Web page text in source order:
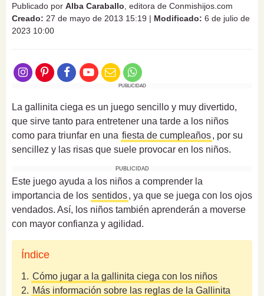
Publicado por Alba Caraballo , editora de Conmishijos.com
Creado: 27 de mayo de 2013 15:19 | Modificado: 6 de julio de
2023 10:00
PUBLICIDAD
La gallinita ciega es un juego sencillo y muy divertido,
que sirve tanto para entretener una tarde a los niños
como para triunfar en una fiesta de cumpleaños, por su
sencillez y las risas que suele provocar en los niños.
PUBLICIDAD
Este juego ayuda a los niños a comprender la
importancia de los sentidos, ya que se juega con los ojos
vendados. Así, los niños también aprenderán a moverse
con mayor confianza y agilidad.
Índice
1. Cómo jugar a la gallinita ciega con los niños
2. Más información sobre las reglas de la Gallinita